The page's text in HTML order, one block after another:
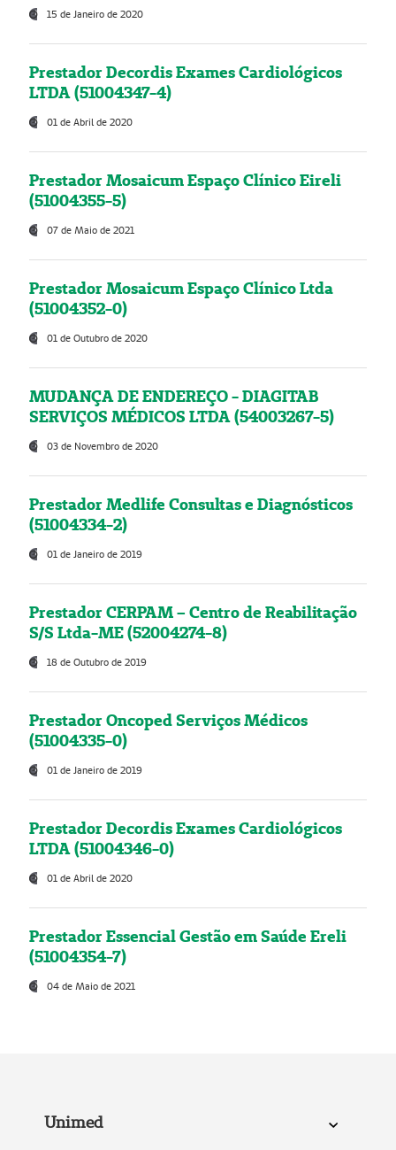
15 de Janeiro de 2020
Prestador Decordis Exames Cardiológicos
LTDA (51004347-4)
01 de Abril de 2020
Prestador Mosaicum Espaço Clínico Eireli
(51004355-5)
07 de Maio de 2021
Prestador Mosaicum Espaço Clínico Ltda
(51004352-0)
01 de Outubro de 2020
MUDANÇA DE ENDEREÇO - DIAGITAB
SERVIÇOS MÉDICOS LTDA (54003267-5)
03 de Novembro de 2020
Prestador Medlife Consultas e Diagnósticos
(51004334-2)
01 de Janeiro de 2019
Prestador CERPAM – Centro de Reabilitação
S/S Ltda-ME (52004274-8)
18 de Outubro de 2019
Prestador Oncoped Serviços Médicos
(51004335-0)
01 de Janeiro de 2019
Prestador Decordis Exames Cardiológicos
LTDA (51004346-0)
01 de Abril de 2020
Prestador Essencial Gestão em Saúde Ereli
(51004354-7)
04 de Maio de 2021
Unimed